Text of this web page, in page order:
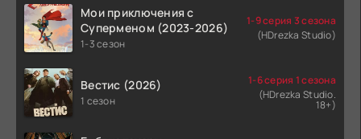
Мои приключения с
Суперменом (2023-2026)
1-3 сезон
1-9 серия 3 сезона
(HDrezka Studio)
Вестис (2026)
1 сезон
1-6 серия 1 сезона
(HDrezka Studio.
18+)